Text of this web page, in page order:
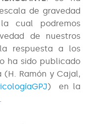
de gravedad
cual podremos
de nuestros
respuesta a los
ha sido publicado
(H. Ramón y Cajal,
) en la